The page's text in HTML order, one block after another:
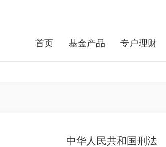
首页 基金产品 专户理财
中华人民共和国刑法